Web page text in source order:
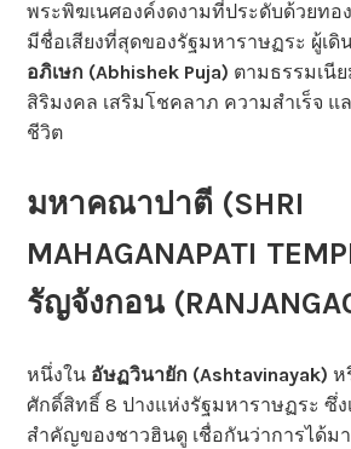
พระพิฆเนศองค์งดงามที่ประดับด้วยทอ
มีชื่อเสียงที่สุดของรัฐมหาราษฏระ ผู้เ
อภิเษก (Abhishek Puja) ตามธรรมเนี
สิริมงคล เสริมโชคลาภ ความสำเร็จ แ
ชีวิต
มหาคณาปาตี (SHRI
MAHAGANAPATI
รัญจังกอน
หนึ่งใน อัษฏวินายัก (Ashtavinayak) ห
ศักดิ์สิทธิ์ 8 ปางแห่งรัฐมหาราษฏระ ซึ่
สำคัญของชาวฮินดู เชื่อกันว่าการได้ม